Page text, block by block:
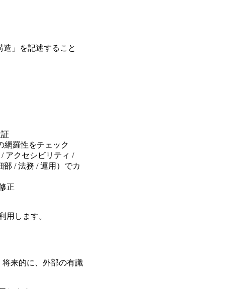
造」を記述すること
網羅性をチェック
アクセシビリティ /
部 / 法務 / 運用）でカ
正
用します。
来的に、外部の有識